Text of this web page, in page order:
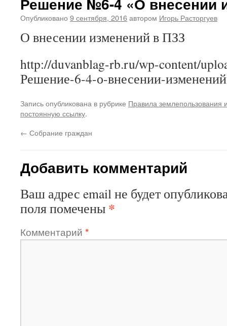
Опубликовано 9 сентября, 2016автором Игорь Расторгуев
О внесении изменений в ПЗЗ
http://duvanblag-rb.ru/wp-content/
Решение-6-4-о-внесении-
Запись опубликована в рубрике Правила землепользования
постоянную ссылку.
← Собрание граждан
Добавить комментарий
Ваш адрес email не будет
поля помечены *
Комментарий *